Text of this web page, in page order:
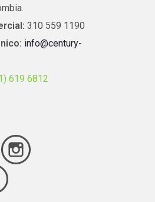
310 559 1190
info@century-
619 6812